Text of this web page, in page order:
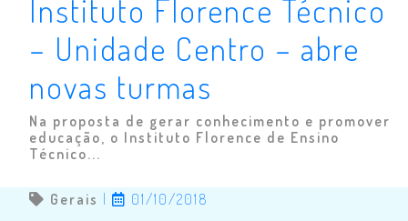
Instituto Florence Técnico
– Unidade Centro – abre
novas turmas
Na proposta de gerar conhecimento e promover
educação, o Instituto Florence de Ensino
Técnico...
Gerais 01/10/2018